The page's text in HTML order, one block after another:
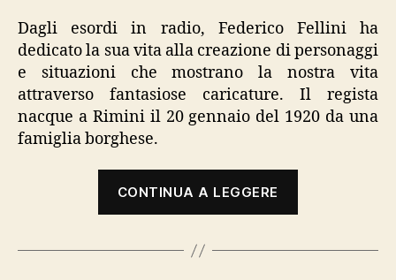
Dagli esordi in radio, Federico Fellini ha
dedicato la sua vita alla creazione di personaggi
e situazioni che mostrano la nostra vita
attraverso fantasiose caricature. Il regista
nacque a Rimini il 20 gennaio del 1920 da una
famiglia borghese.
CONTINUA A LEGGERE